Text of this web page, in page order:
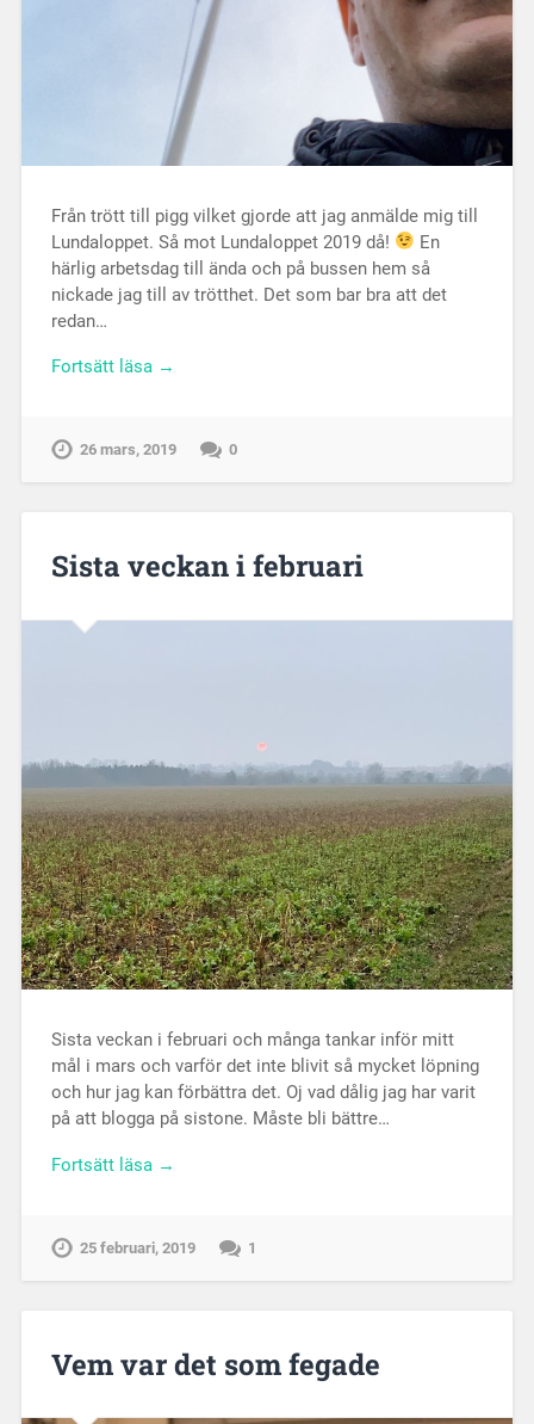
Från trött till pigg vilket gjorde att jag anmälde mig till
Lundaloppet. Så mot Lundaloppet 2019 då!
En
härlig arbetsdag till ända och på bussen hem så
nickade jag till av trötthet. Det som bar bra att det
redan…
Fortsätt läsa →
26 mars, 2019 0
Sista veckan i februari
Sista veckan i februari och många tankar inför mitt
mål i mars och varför det inte blivit så mycket löpning
och hur jag kan förbättra det. Oj vad dålig jag har varit
på att blogga på sistone. Måste bli bättre…
Fortsätt läsa →
25 februari, 2019 1
Vem var det som fegade